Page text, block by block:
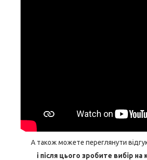
А також можете переглянути
і після цього зробите вибір на